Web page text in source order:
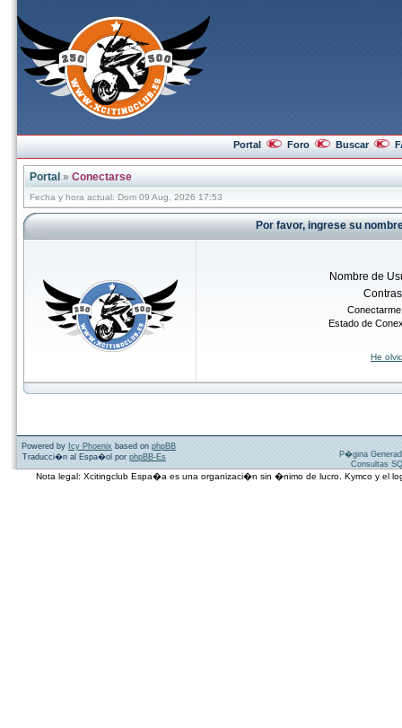
Portal Foro Buscar
Portal » Conectarse
Fecha y hora actual: Dom 09 Aug, 2026 17:53
Por favor, ingrese su
Nombre de
Estado de
He
Powered by Icy Phoenix based on phpBB
Traducci�n al Espa�ol por phpBB-Es
P�gina
Consultas
Nota legal: Xcitingclub Espa�a es una organizaci�n sin �nimo de lucro. Kymco y el